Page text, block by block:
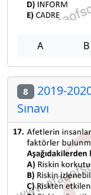
A B
8 2019-
Sınavı